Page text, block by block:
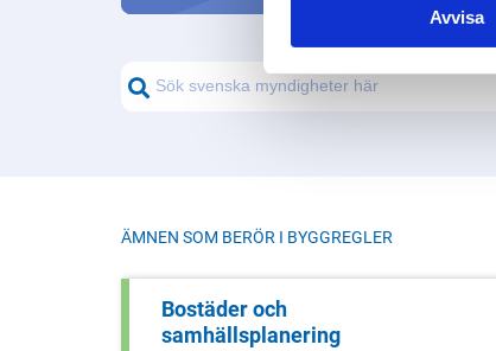
Avvisa
ÄMNEN SOM BERÖR I BYGGREGLER
Bostäder och
samhällsplanering